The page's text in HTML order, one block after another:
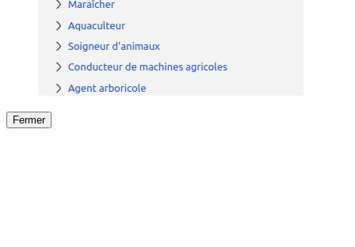
Fermer